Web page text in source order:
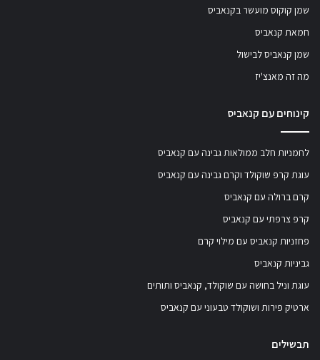
שמן קוקוס מועשר בקנאביס
חמאת קנאביס
שמן קנאביס לבישול
מה זה מאנצ'יז
קינוחים עם קנאביס
לחמניות חלב ממולאות גבינה עם קנאביס
עוגת קרפ שוקולד וקרם גבינה עם קנאביס
קרם ברולה עם קנאביס
קרפ צרפתי עם קנאביס
פחזניות קנאביס עם מילוי קרם
גביניות קנאביס
עוגת וניל בחושה עם שוקולד, קנאביס ותותים
ארטיק פירות ושוקולד טבעוני עם קנאביס
תבשילים